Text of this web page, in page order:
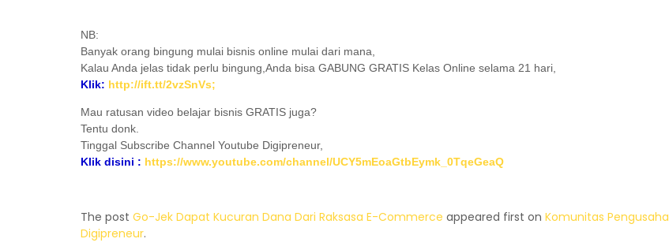
NB:
Banyak orang bingung mulai bisnis online mulai dari mana,
Kalau Anda jelas tidak perlu bingung,Anda bisa GABUNG GRATIS Kelas Online selama 21 hari,
Klik: http://ift.tt/2vzSnVs;
Mau ratusan video belajar bisnis GRATIS juga?
Tentu donk.
Tinggal Subscribe Channel Youtube Digipreneur,
Klik disini : https://www.youtube.com/channel/UCY5mEoaGtbEymk_0TqeGeaQ
The post Go-Jek Dapat Kucuran Dana Dari Raksasa E-Commerce appeared first on Komunitas Pengusaha
Digipreneur.